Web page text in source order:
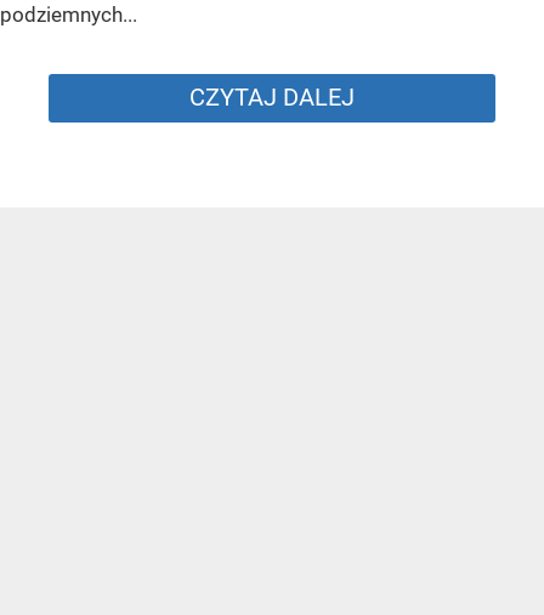
podziemnych...
CZYTAJ DALEJ